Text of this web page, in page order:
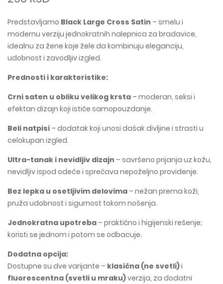
Predstavljamo Black Large Cross Satin – smelu i
modernu verziju jednokratnih nalepnica za bradavice,
idealnu za žene koje žele da kombinuju eleganciju,
udobnost i zavodljiv izgled.
Prednosti i karakteristike:
Crni saten u obliku velikog krsta – moderan, seksi i
efektan dizajn koji ističe samopouzdanje.
Beli natpisi – dodatak koji unosi dašak divljine i strasti u
celokupan izgled.
Ultra-tanak i nevidljiv dizajn – savršeno prijanja uz kožu,
nevidljiv ispod odeće i sprečava nepoželjno providenje.
Bez lepka u osetljivim delovima – nežan prema koži,
pruža udobnost i sigurnost tokom nošenja.
Jednokratna upotreba – praktično i higijenski rešenje;
koristi se jednom i potom se odbacuje.
Dodatna opcija:
Dostupne su dve varijante – klasična (ne svetli)i
fluorescentna (svetli u mraku)verzija, za dodatni